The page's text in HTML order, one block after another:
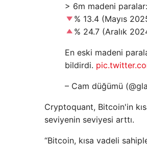
> 6m madeni paralar:
% 13.4 (Mayıs
% 24.7 (Aralık
En eski madeni
bildirdi.
– Cam düğümü
Cryptoquant, Bitcoin'in
seviyenin seviyesi arttı.
“Bitcoin, kısa vadeli